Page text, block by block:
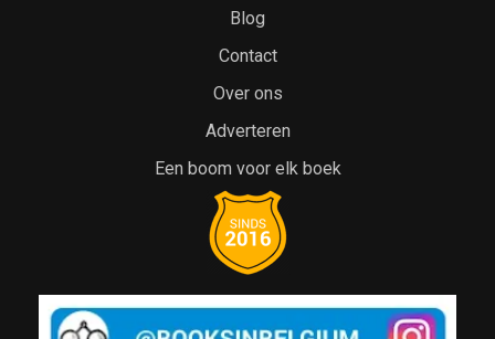
Blog
Contact
Over ons
Adverteren
Een boom voor elk boek